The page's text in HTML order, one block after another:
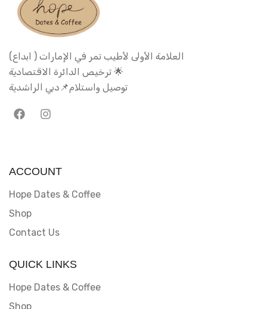
العلامة الأولى لأطيب تمر في الإمارات ( ابداع)
ترخيص الدائرة الاقتصادية 🌟
توصيل واستلام📌دبي الراشدية
ACCOUNT
Hope Dates & Coffee
Shop
Contact Us
QUICK LINKS
Hope Dates & Coffee
Shop